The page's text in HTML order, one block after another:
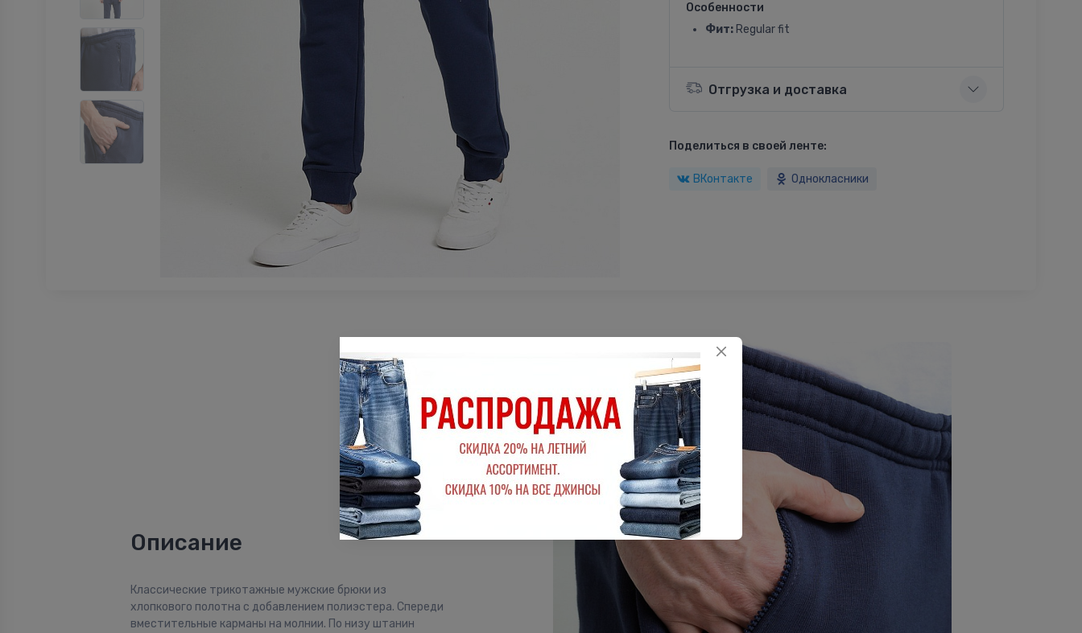
Особенности
Фит:Regular fit
Отгрузка и доставка
Поделиться в своей ленте:
ВКонтакте Однокласники
Описание
Классические трикотажные мужские брюки из
хлопкового полотна с добавлением полиэстера. Спереди
вместительные карманы на молнии. По низу штанин